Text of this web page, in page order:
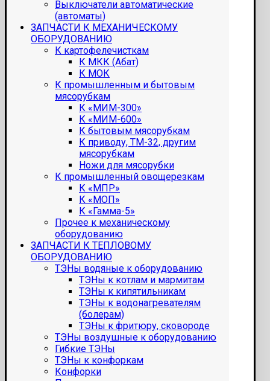
Выключатели автоматические
(автоматы)
ЗАПЧАСТИ К МЕХАНИЧЕСКОМУ
ОБОРУДОВАНИЮ
К картофелечисткам
К МКК (Абат)
К МОК
К промышленным и бытовым
мясорубкам
К «МИМ-300»
К «МИМ-600»
К бытовым мясорубкам
К приводу, ТМ-32, другим
мясорубкам
Ножи для мясорубки
К промышленный овощерезкам
К «МПР»
К «МОП»
К «Гамма-5»
Прочее к механическому
оборудованию
ЗАПЧАСТИ К ТЕПЛОВОМУ
ОБОРУДОВАНИЮ
ТЭНы водяные к оборудованию
ТЭНы к котлам и мармитам
ТЭНы к кипятильникам
ТЭНы к водонагревателям
(болерам)
ТЭНы к фритюру, сковороде
ТЭНы воздушные к оборудованию
Гибкие ТЭНы
ТЭНы к конфоркам
Конфорки